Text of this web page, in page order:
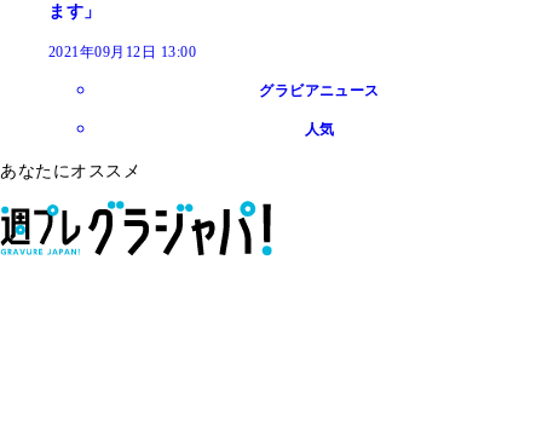
ます」
2021年09月12日 13:00
グラビアニュース
人気
あなたにオススメ